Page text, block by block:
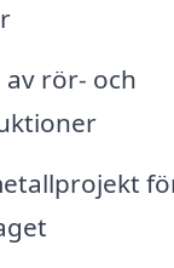
rör- och